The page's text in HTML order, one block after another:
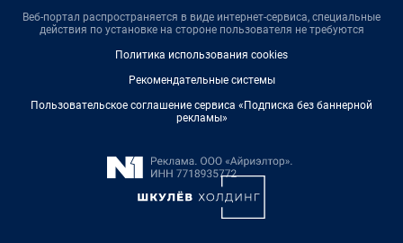
Веб-портал распространяется в виде интернет-сервиса, специальные
действия по установке на стороне пользователя не требуются
Политика использования cookies
Рекомендательные системы
Пользовательское соглашение сервиса «Подписка без баннерной
рекламы»